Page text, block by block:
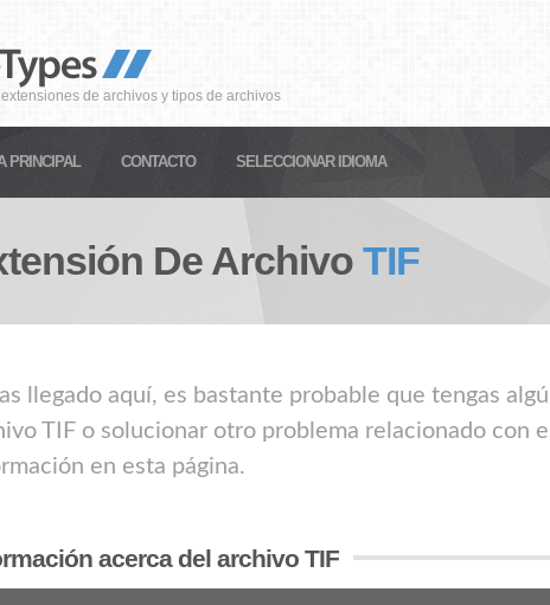
de archivos y tipos de archivos
PRINCIPAL CONTACTO SELECCIONAR IDIOMA
De Archivo TIF
llegado aquí, es bastante probable que tengas
TIF o solucionar otro problema relacionado con
en esta página.
acerca del archivo TIF